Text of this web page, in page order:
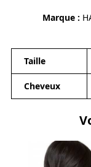
Marque
Taille
Cheveux